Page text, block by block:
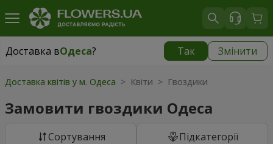
Доставка вОдеса? Так Змінити
Доставка вОдеса
Доставка квітів у м. Одеса > Квіти > Гвоздики
Замовити гвоздики Одеса
Сортування Підкатегорії